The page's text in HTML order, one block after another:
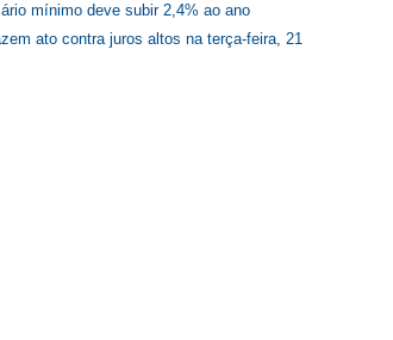
mínimo deve subir 2,4% ao ano
ato contra juros altos na terça-feira, 21